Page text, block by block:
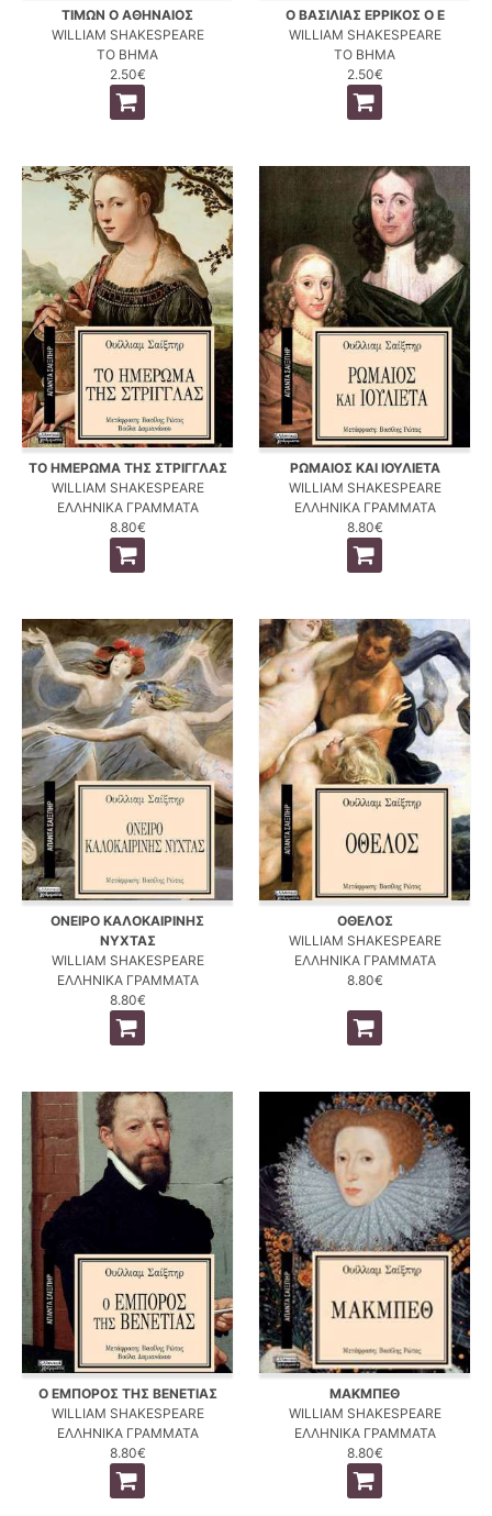
ΤΙΜΩΝ Ο ΑΘΗΝΑΙΟΣ
WILLIAM SHAKESPEARE
ΤΟ ΒΗΜΑ
2.50€
Ο ΒΑΣΙΛΙΑΣ ΕΡΡΙΚΟΣ Ο Ε
WILLIAM SHAKESPEARE
ΤΟ ΒΗΜΑ
2.50€
ΤΟ ΗΜΕΡΩΜΑ ΤΗΣ ΣΤΡΙΓΓΛΑΣ
WILLIAM SHAKESPEARE
ΕΛΛΗΝΙΚΑ ΓΡΑΜΜΑΤΑ
8.80€
ΡΩΜΑΙΟΣ ΚΑΙ ΙΟΥΛΙΕΤΑ
WILLIAM SHAKESPEARE
ΕΛΛΗΝΙΚΑ ΓΡΑΜΜΑΤΑ
8.80€
ΟΝΕΙΡΟ ΚΑΛΟΚΑΙΡΙΝΗΣ
ΝΥΧΤΑΣ
WILLIAM SHAKESPEARE
ΕΛΛΗΝΙΚΑ ΓΡΑΜΜΑΤΑ
8.80€
ΟΘΕΛΟΣ
WILLIAM SHAKESPEARE
ΕΛΛΗΝΙΚΑ ΓΡΑΜΜΑΤΑ
8.80€
Ο ΕΜΠΟΡΟΣ ΤΗΣ ΒΕΝΕΤΙΑΣ
WILLIAM SHAKESPEARE
ΕΛΛΗΝΙΚΑ ΓΡΑΜΜΑΤΑ
8.80€
ΜΑΚΜΠΕΘ
WILLIAM SHAKESPEARE
ΕΛΛΗΝΙΚΑ ΓΡΑΜΜΑΤΑ
8.80€